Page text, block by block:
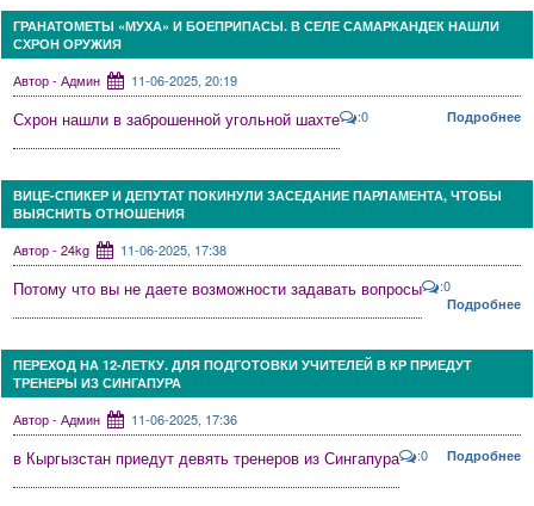
ГРАНАТОМЕТЫ «МУХА» И БОЕПРИПАСЫ. В СЕЛЕ САМАРКАНДЕК НАШЛИ
СХРОН ОРУЖИЯ
Автор - Админ 11-06-2025, 20:19
Схрон нашли в заброшенной угольной шахте :0 Подробнее
ВИЦЕ-СПИКЕР И ДЕПУТАТ ПОКИНУЛИ ЗАСЕДАНИЕ ПАРЛАМЕНТА, ЧТОБЫ
ВЫЯСНИТЬ ОТНОШЕНИЯ
Автор - 24kg 11-06-2025, 17:38
Потому что вы не даете возможности задавать вопросы :0
Подробнее
ПЕРЕХОД НА 12-ЛЕТКУ. ДЛЯ ПОДГОТОВКИ УЧИТЕЛЕЙ В КР ПРИЕДУТ
ТРЕНЕРЫ ИЗ СИНГАПУРА
Автор - Админ 11-06-2025, 17:36
в Кыргызстан приедут девять тренеров из Сингапура :0 Подробнее